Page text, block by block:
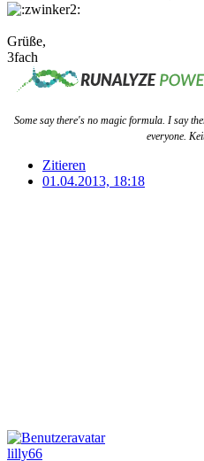
Grüße,
3fach
Some say there's no magic formula. I say
everyone.
Zitieren
01.04.2013, 18:18
lilly66